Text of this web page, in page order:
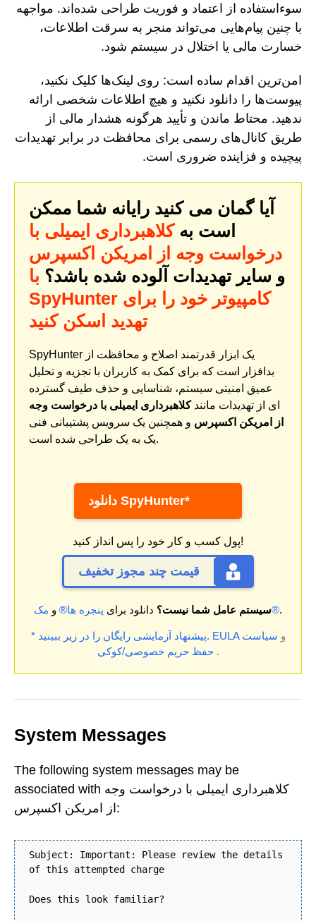
سوءاستفاده از اعتماد و فوریت طراحی شده‌اند. مواجهه
با چنین پیام‌هایی می‌تواند منجر به سرقت اطلاعات،
خسارت مالی یا اختلال در سیستم شود.
امن‌ترین اقدام ساده است: روی لینک‌ها کلیک نکنید،
پیوست‌ها را دانلود نکنید و هیچ اطلاعات شخصی ارائه
ندهید. محتاط ماندن و تأیید هرگونه هشدار مالی از
طریق کانال‌های رسمی برای محافظت در برابر تهدیدات
پیچیده و فزاینده ضروری است.
آیا گمان می کنید رایانه شما ممکن
است بهکلاهبرداری ایمیلی با
درخواست وجه از امریکن اکسپرس
و سایر تهدیدات آلوده شده باشد؟ با
SpyHunter کامپیوتر خود را برای
تهدید اسکن کنید
SpyHunter یک ابزار قدرتمند اصلاح و محافظت از
بدافزار است که برای کمک به کاربران با تجزیه و تحلیل
عمیق امنیتی سیستم، شناسایی و حذف طیف گسترده
ای از تهدیدات مانندکلاهبرداری ایمیلی با درخواست وجه
از امریکن اکسپرس و همچنین یک سرویس پشتیبانی فنی
یک به یک طراحی شده است.
دانلود SpyHunter*
پول کسب و کار خود را پس انداز کنید!
قیمت چند مجوز تخفیف
سیستم عامل شما نیست؟ دانلود برای پنجره ها® و مک®.
* پیشنهاد آزمایشی رایگان را در زیر ببینید. EULA و سیاست
حفظ حریم خصوصی/کوکی.
System Messages
The following system messages may be
associated with کلاهبرداری ایمیلی با درخواست وجه
از امریکن اکسپرس:
Subject: Important: Please review the details
of this attempted charge
Does this look familiar?